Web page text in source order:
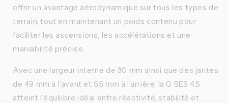
offrir un avantage aérodynamique sur tous les types de
terrain, tout en maintenant un poids contenu pour
faciliter les ascensions, les accélérations et une
maniabilité précise.
Avec une largeur interne de 30 mm ainsi que des jantes
de 49 mm à l’avant et 55 mm à l’arrière, la G SES 4.5
atteint l’équilibre idéal entre réactivité, stabilité et